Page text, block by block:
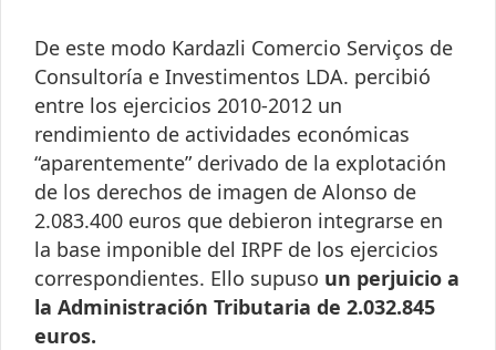
De este modo Kardazli Comercio Serviços de
Consultoría e Investimentos LDA. percibió
entre los ejercicios 2010-2012 un
rendimiento de actividades económicas
“aparentemente” derivado de la explotación
de los derechos de imagen de Alonso de
2.083.400 euros que debieron integrarse en
la base imponible del IRPF de los ejercicios
correspondientes. Ello supuso un perjuicio a
la Administración Tributaria de 2.032.845
euros.